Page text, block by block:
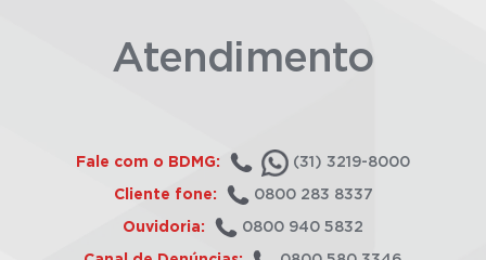
Atendimento
Fale com o BDMG: (31) 3219-8000
Cliente fone: 0800 283 8337
Ouvidoria: 0800 940 5832